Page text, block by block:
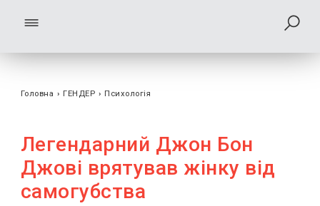
Головна › ГЕНДЕР › Психологія
Легендарний Джон Бон
Джові врятував жінку від
самогубства